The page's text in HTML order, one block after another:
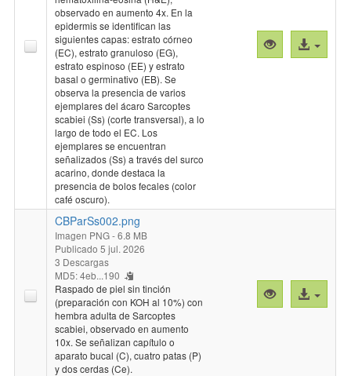
de Tesis: Prof. Inés Zulantay PhD. Agradecimientos: Sra. Ana
María Adriazola, Directora, y Sr. Luis Brown, Procesos
Técnicos, Biblioteca Central Dr. Amador Neghme. Facultad
de Medicina, Universidad de Chile; Dra. María Isabel Jercic
PhD, Jefe Laboratorio de Referencia de Parasitología ISP; TM
Alan Oyarce, Laboratorio de Referencia de Parasitología ISP;
Dr. Julio Tapia, Director del NiBG-ICBM. (2026-07-05)
observado en aumento 4x. En la
epidermis se identifican las
siguientes capas: estrato córneo
(EC), estrato granuloso (EG),
estrato espinoso (EE) y estrato
basal o germinativo (EB). Se
observa la presencia de varios
ejemplares del ácaro Sarcoptes
scabiei (Ss) (corte transversal), a lo
largo de todo el EC. Los
ejemplares se encuentran
señalizados (Ss) a través del surco
acarino, donde destaca la
presencia de bolos fecales (color
café oscuro).
Vista
previa
Acceso
al
CBParSs002.png
Imagen PNG- 6.8 MB
Publicado 5 jul. 2026
3 Descargas
MD5: 4eb...190
Raspado de piel sin tinción
(preparación con KOH al 10%) con
hembra adulta de Sarcoptes
scabiei, observado en aumento
10x. Se señalizan capítulo o
aparato bucal (C), cuatro patas (P)
y dos cerdas (Ce).
Vista
previa
Acceso
al